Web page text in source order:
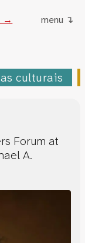
→ menu ↴
culturais
Forum at
A.